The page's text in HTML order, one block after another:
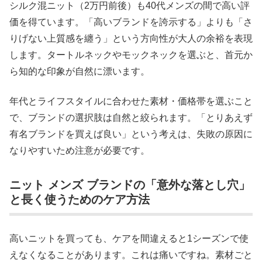
シルク混ニット（2万円前後）も40代メンズの間で高い評
価を得ています。「高いブランドを誇示する」よりも「さ
りげない上質感を纏う」という方向性が大人の余裕を表現
します。タートルネックやモックネックを選ぶと、首元か
ら知的な印象が自然に漂います。
年代とライフスタイルに合わせた素材・価格帯を選ぶこと
で、ブランドの選択肢は自然と絞られます。「とりあえず
有名ブランドを買えば良い」という考えは、失敗の原因に
なりやすいため注意が必要です。
ニット メンズ ブランドの「意外な落とし穴」
と長く使うためのケア方法
高いニットを買っても、ケアを間違えると1シーズンで使
えなくなることがあります。これは痛いですね。素材ごと